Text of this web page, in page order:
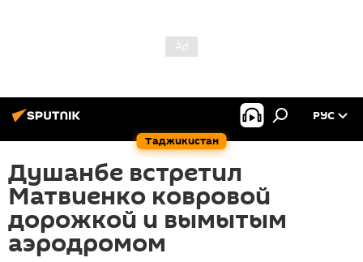
Таджикистан
РУС
Душанбе встретил
Матвиенко ковровой
дорожкой и вымытым
аэродромом